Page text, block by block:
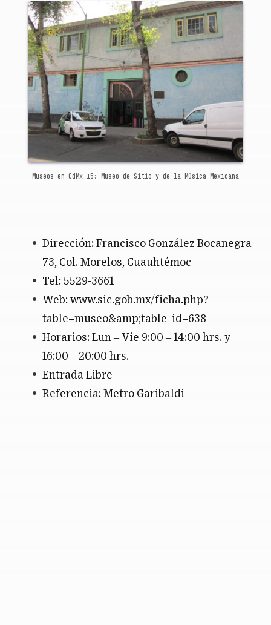
Museos en CdMx 15: Museo de Sitio y de la Música Mexicana
Dirección: Francisco González Bocanegra
73, Col. Morelos, Cuauhtémoc
Tel: 5529-3661
Web: www.sic.gob.mx/ficha.php?
table=museo&amp;table_id=638
Horarios: Lun – Vie 9:00 – 14:00 hrs. y
16:00 – 20:00 hrs.
Entrada Libre
Referencia: Metro Garibaldi